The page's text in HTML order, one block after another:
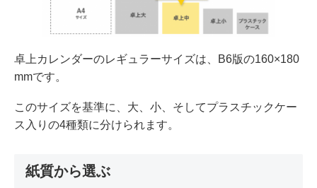
卓上カレンダーのレギュラーサイズは、B6版の160×180
mmです。
このサイズを基準に、大、小、そしてプラスチックケー
ス入りの4種類に分けられます。
紙質から選ぶ